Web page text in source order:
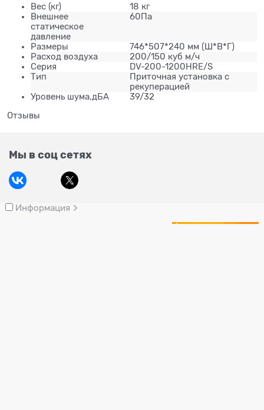
Вес (кг)
18 кг
Внешнее
статическое
давление
60Па
Размеры
746*507*240 мм (Ш*В*Г)
Расход воздуха
200/150 куб м/ч
Серия
DV-200-1200HRE/S
Тип
Приточная установка с
рекуперацией
Уровень шума,дБА
39/32
Отзывы
Мы в соц сетях
Информация